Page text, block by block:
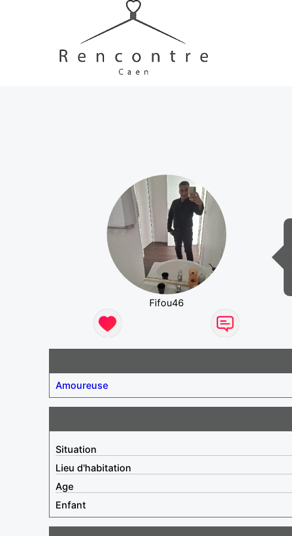
Fifou46
Amoureuse
Situation
Lieu d'habitation
Age
Enfant